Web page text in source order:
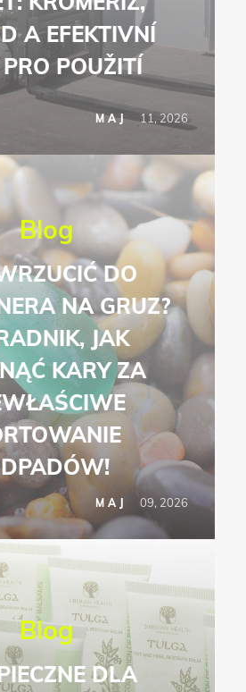
A EFEKTIVNÍ
POUŽITÍ
MAJ 11, 2026
Blog
DO
NA GRUZ?
JAK
KARY ZA
MAJ 09, 2026
Blog
DLA